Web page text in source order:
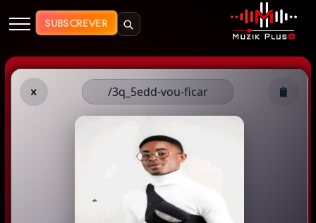
Muzik Plus AO - Streaming de
SUBSCREVER
/3q_5edd-vou-ficar